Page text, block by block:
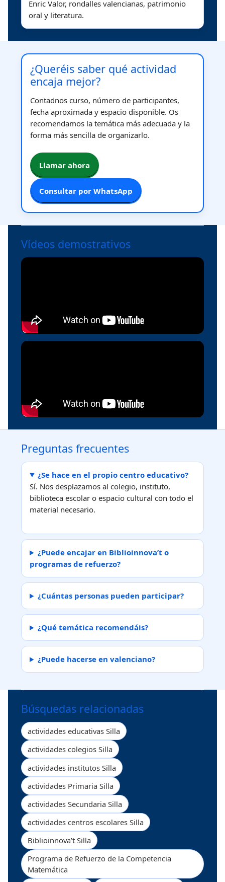
Enric Valor, rondalles valencianas, patrimonio
oral y literatura.
¿Queréis saber qué actividad
encaja mejor?
Contadnos curso, número de participantes,
fecha aproximada y espacio disponible. Os
recomendamos la temática más adecuada y la
forma más sencilla de organizarlo.
Llamar ahora
Consultar por WhatsApp
Vídeos demostrativos
Preguntas frecuentes
¿Se hace en el propio centro educativo?
Sí. Nos desplazamos al colegio, instituto,
biblioteca escolar o espacio cultural con todo el
material necesario.
¿Puede encajar en Biblioinnova’t o
programas de refuerzo?
¿Cuántas personas pueden participar?
¿Qué temática recomendáis?
¿Puede hacerse en valenciano?
Búsquedas relacionadas
actividades educativas Silla
actividades colegios Silla
actividades institutos Silla
actividades Primaria Silla
actividades Secundaria Silla
actividades centros escolares Silla
Biblioinnova’t Silla
Programa de Refuerzo de la Competencia
Matemática